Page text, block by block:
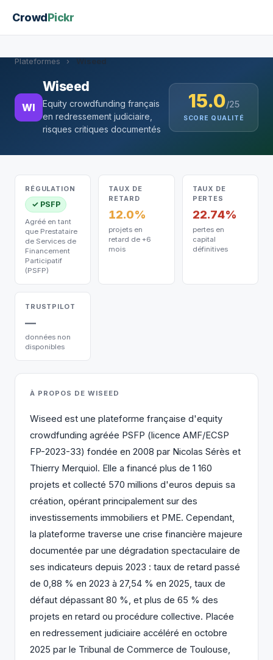
CrowdPickr
Plateformes › Wiseed
WI
Wiseed
Equity crowdfunding français
en redressement judiciaire,
risques critiques documentés
15.0/25
SCORE QUALITÉ
RÉGULATION
✓ PSFP
Agréé en tant
que Prestataire
de Services de
Financement
Participatif
(PSFP)
TAUX DE
RETARD
12.0%
projets en
retard de +6
mois
TAUX DE
PERTES
22.74%
pertes en
capital
définitives
TRUSTPILOT
—
données non
disponibles
À PROPOS DE WISEED
Wiseed est une plateforme française d'equity
crowdfunding agréée PSFP (licence AMF/ECSP
FP-2023-33) fondée en 2008 par Nicolas Sérès et
Thierry Merquiol. Elle a financé plus de 1 160
projets et collecté 570 millions d'euros depuis sa
création, opérant principalement sur des
investissements immobiliers et PME. Cependant,
la plateforme traverse une crise financière majeure
documentée par une dégradation spectaculaire de
ses indicateurs depuis 2023 : taux de retard passé
de 0,88 % en 2023 à 27,54 % en 2025, taux de
défaut dépassant 80 %, et plus de 65 % des
projets en retard ou procédure collective. Placée
en redressement judiciaire accéléré en octobre
2025 par le Tribunal de Commerce de Toulouse,